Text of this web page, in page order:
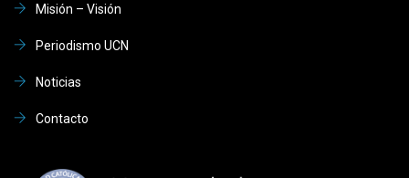
Misión – Visión
Periodismo UCN
Noticias
Contacto